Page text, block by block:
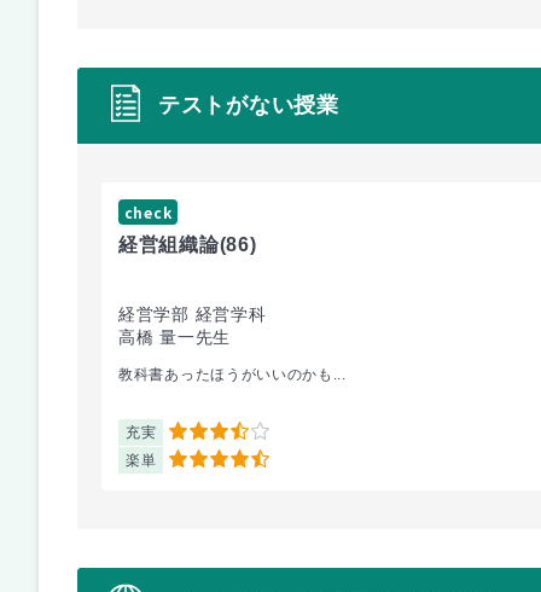
テストがない授業
check
経営組織論(86)
経営学部 経営学科
高橋 量一先生
教科書あったほうがいいのかも...
充実 3.5
楽単 4.5